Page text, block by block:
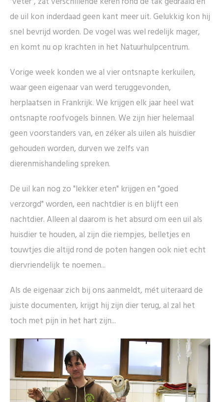
de uil kon inderdaad geen kant meer uit. Gelukkig kon hij
snel bevrijd worden. De vogel was wel redelijk mager,
en komt nu op krachten in het Natuurhulpcentrum.
Vorige week konden we al vier ontsnapte kerkuilen,
waar geen eigenaar van werd teruggevonden,
herplaatsen in Frankrijk. We krijgen elk jaar heel wat
ontsnapte roofvogels binnen. We zijn hier helemaal
geen voorstanders van, en zéker als uilen als huisdier
gehouden worden, durven we zelfs van
dierenmishandeling spreken.
De uil kan nog zo "lekker eten" krijgen en "goed
verzorgd" worden, een nachtdier is en blijft een
nachtdier. Alleen al daarom is het absurd om een uil als
huisdier te houden, al zijn die riempjes, belletjes en
touwtjes die altijd rond de poten hangen ook niet echt
diervriendelijk te noemen...
Als de eigenaar zich bij ons aanmeldt, mét uiteraard de
juiste documenten, krijgt hij zijn dier terug, al zal het
toch met pijn in het hart zijn...